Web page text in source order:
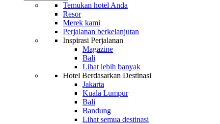
Temukan hotel Anda
Resor
Merek kami
Perjalanan berkelanjutan
Inspirasi Perjalanan
Magazine
Bali
Lihat lebih banyak
Hotel Berdasarkan Destinasi
Jakarta
Kuala Lumpur
Bali
Bandung
Lihat semua destinasi